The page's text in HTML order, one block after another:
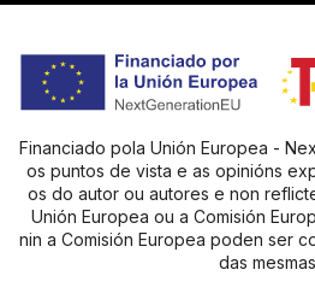
Financiado pola Unión Europea -
os puntos de vista e as opinións
os do autor ou autores e non
Unión Europea ou a Comisión
nin a Comisión Europea poden ser
das